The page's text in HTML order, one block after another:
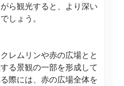
ら観光すると、より深い
しょう。
レムリンや赤の広場とと
る景観の一部を形成して
際には、赤の広場全体を